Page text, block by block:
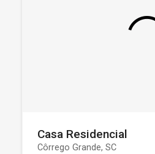
Casa Residencial
Côrrego Grande, SC